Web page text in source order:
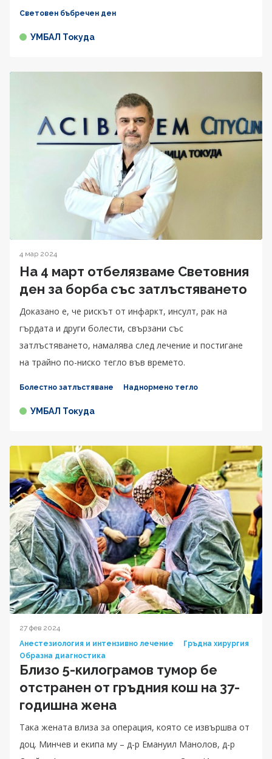
Световен бъбречен ден
УМБАЛ Токуда
4 мар 2024
На 4 март отбелязваме Световния
ден за борба със затлъстяването
Доказано е, че рискът от инфаркт, инсулт, рак на
гърдата и други болести, свързани със
затлъстяването, намалява след лечение и постигане
на трайно по-ниско тегло във времето.
Болестно затлъстяване Наднормено тегло
УМБАЛ Токуда
27 фев 2024
Анестезиология и интензивно лечение
Гръдна хирургия
Образна диагностика
Близо 5-килограмов тумор бе
отстранен от гръдния кош на 37-
годишна жена
Така жената влиза за операция, която се извършва от
доц. Минчев и екипа му – д-р Емануил Манолов, д-р